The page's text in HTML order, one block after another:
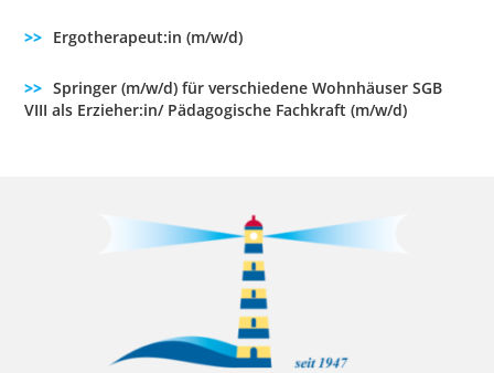
Ergotherapeut:in (m/w/d)
Springer (m/w/d) für verschiedene Wohnhäuser SGB
VIII als Erzieher:in/ Pädagogische Fachkraft (m/w/d)